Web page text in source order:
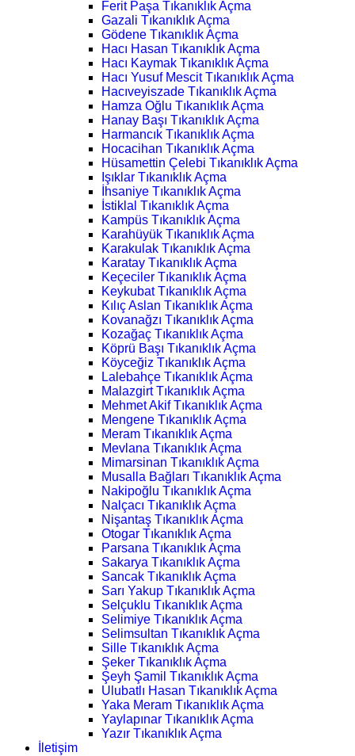
Ferit Paşa Tıkanıklık Açma
Gazali Tıkanıklık Açma
Gödene Tıkanıklık Açma
Hacı Hasan Tıkanıklık Açma
Hacı Kaymak Tıkanıklık Açma
Hacı Yusuf Mescit Tıkanıklık Açma
Hacıveyiszade Tıkanıklık Açma
Hamza Oğlu Tıkanıklık Açma
Hanay Başı Tıkanıklık Açma
Harmancık Tıkanıklık Açma
Hocacihan Tıkanıklık Açma
Hüsamettin Çelebi Tıkanıklık Açma
Işıklar Tıkanıklık Açma
İhsaniye Tıkanıklık Açma
İstiklal Tıkanıklık Açma
Kampüs Tıkanıklık Açma
Karahüyük Tıkanıklık Açma
Karakulak Tıkanıklık Açma
Karatay Tıkanıklık Açma
Keçeciler Tıkanıklık Açma
Keykubat Tıkanıklık Açma
Kılıç Aslan Tıkanıklık Açma
Kovanağzı Tıkanıklık Açma
Kozağaç Tıkanıklık Açma
Köprü Başı Tıkanıklık Açma
Köyceğiz Tıkanıklık Açma
Lalebahçe Tıkanıklık Açma
Malazgirt Tıkanıklık Açma
Mehmet Akif Tıkanıklık Açma
Mengene Tıkanıklık Açma
Meram Tıkanıklık Açma
Mevlana Tıkanıklık Açma
Mimarsinan Tıkanıklık Açma
Musalla Bağları Tıkanıklık Açma
Nakipoğlu Tıkanıklık Açma
Nalçacı Tıkanıklık Açma
Nişantaş Tıkanıklık Açma
Otogar Tıkanıklık Açma
Parsana Tıkanıklık Açma
Sakarya Tıkanıklık Açma
Sancak Tıkanıklık Açma
Sarı Yakup Tıkanıklık Açma
Selçuklu Tıkanıklık Açma
Selimiye Tıkanıklık Açma
Selimsultan Tıkanıklık Açma
Sille Tıkanıklık Açma
Şeker Tıkanıklık Açma
Şeyh Şamil Tıkanıklık Açma
Ulubatlı Hasan Tıkanıklık Açma
Yaka Meram Tıkanıklık Açma
Yaylapınar Tıkanıklık Açma
Yazır Tıkanıklık Açma
İletişim